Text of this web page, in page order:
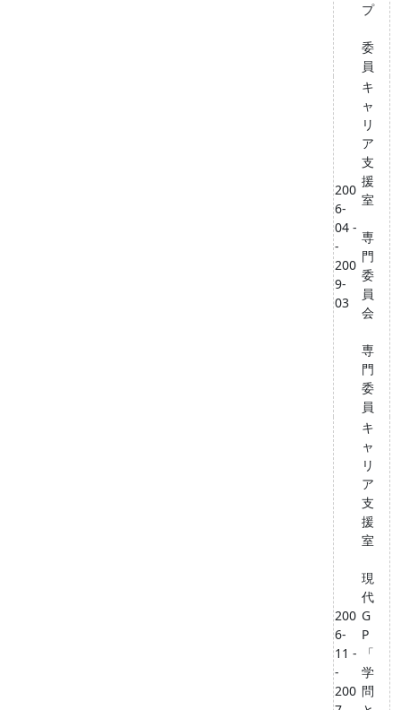
プ
委
員
200
6-
04 -
-
200
9-
03
キ
ャ
リ
ア
支
援
室
専
門
委
員
会
専
門
委
員
200
6-
11 -
-
200
キ
ャ
リ
ア
支
援
室
現
代
G
P
「
学
問